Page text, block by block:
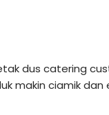
dus catering
makin ciamik